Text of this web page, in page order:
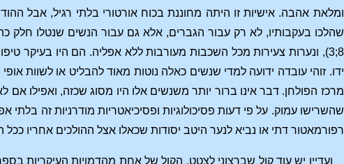
ומלאת אהבה. אישיות זו היתה מחוננת בכוח אורטורי בלתי רגיל, אבל
8;3), ונערות צעירות מכל השכבות מעורבות ללא אפליה. הם היו בעיקר
ידו. זוהי עובדה ידועה למדי שנשים כאלה נוטות מאוד להבליט או לשוות
מרכז הפולחן. דבר אינו ברור יותר משנשים אלו היו מסוג שכזה, ואפילו אם
שהשרישו עמוק. על פי דעות פסיכולוגיות ופסיכיאטריות מודרניות זה
רפורמאטור דתי או נביא לנער היטב יסודות שכאלו אצל ההולכים אחריו